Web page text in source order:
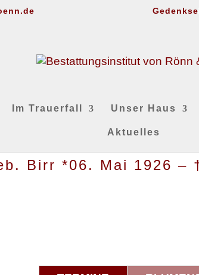
Im Trauerfall Unser Haus
Aktuelles
Birr *06. Mai 1926 –